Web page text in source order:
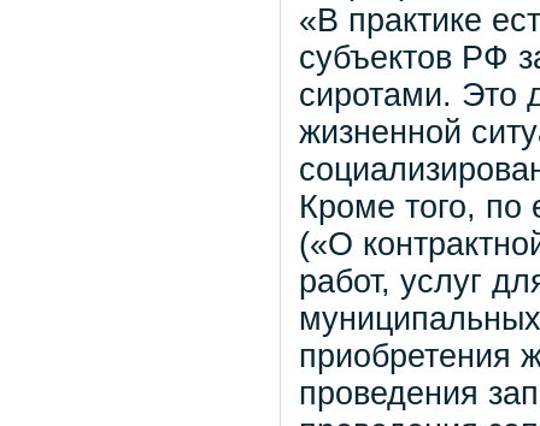
«В практике
субъектов РФ
сиротами. Это
жизненной
Кроме того,
(«О
работ, услуг
приобретения
проведения